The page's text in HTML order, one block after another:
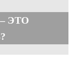
ЭТО